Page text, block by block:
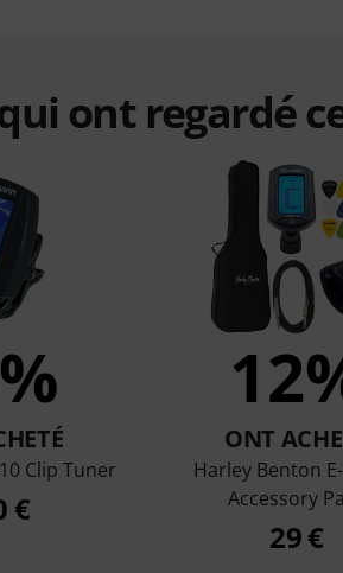
ont regardé
Clip Tuner
€
ONT
Harley Benton
Accessory
29 €